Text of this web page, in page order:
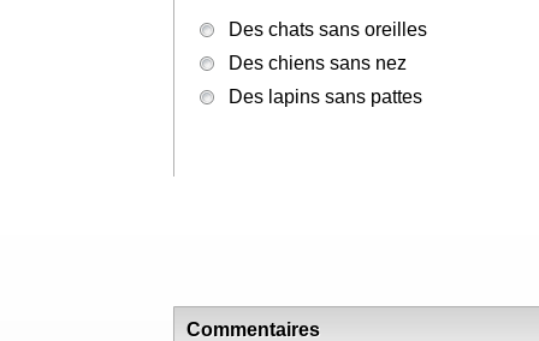
Des chats sans oreilles
Des chiens sans nez
Des lapins sans pattes
Commentaires